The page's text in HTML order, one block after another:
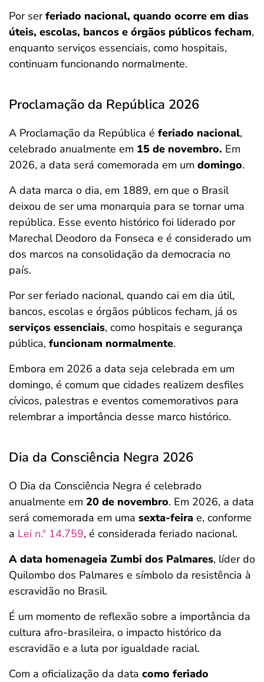
Por serferiado nacional, quando ocorre em dias
úteis, escolas, bancos e órgãos públicos fecham,
enquanto serviços essenciais, como hospitais,
continuam funcionando normalmente.
Proclamação da República 2026
A Proclamação da República é feriado nacional,
celebrado anualmente em 15 de novembro. Em
2026, a data será comemorada em um domingo.
A data marca o dia, em 1889, em que o Brasil
deixou de ser uma monarquia para se tornar uma
república. Esse evento histórico foi liderado por
Marechal Deodoro da Fonseca e é considerado um
dos marcos na consolidação da democracia no
país.
Por ser feriado nacional, quando cai em dia útil,
bancos, escolas e órgãos públicos fecham, já os
serviços essenciais, como hospitais e segurança
pública, funcionam normalmente.
Embora em 2026 a data seja celebrada em um
domingo, é comum que cidades realizem desfiles
cívicos, palestras e eventos comemorativos para
relembrar a importância desse marco histórico.
Dia da Consciência Negra 2026
O Dia da Consciência Negra é celebrado
anualmente em 20 de novembro. Em 2026, a data
será comemorada em uma sexta-feira e, conforme
a Lei n.º 14.759, é considerada feriado nacional.
A data homenageia Zumbi dos Palmares, líder do
Quilombo dos Palmares e símbolo da resistência à
escravidão no Brasil.
É um momento de reflexão sobre a importância da
cultura afro-brasileira, o impacto histórico da
escravidão e a luta por igualdade racial.
Com a oficialização da data como feriado